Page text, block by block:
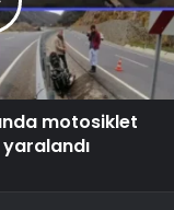
motosiklet
yaralandı